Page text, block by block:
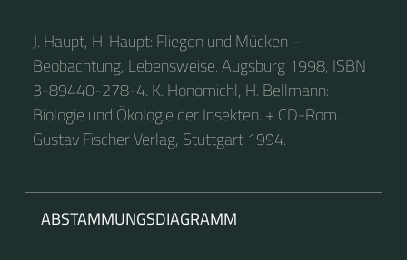
J. Haupt, H. Haupt: Fliegen und Mücken –
Beobachtung, Lebensweise. Augsburg 1998, ISBN
3-89440-278-4. K. Honomichl, H. Bellmann:
Biologie und Ökologie der Insekten. + CD-Rom.
Gustav Fischer Verlag, Stuttgart 1994.
ABSTAMMUNGSDIAGRAMM